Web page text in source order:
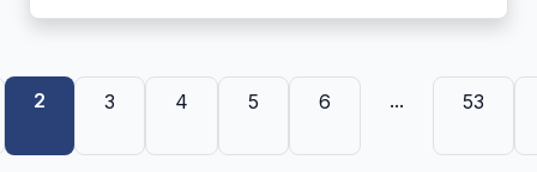
2 3 4 5 6 ... 53